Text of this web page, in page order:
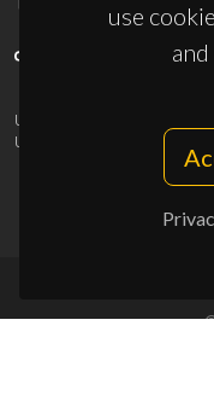
use
UID/PRR/50011/2025
UID/PRR2/50011/2025